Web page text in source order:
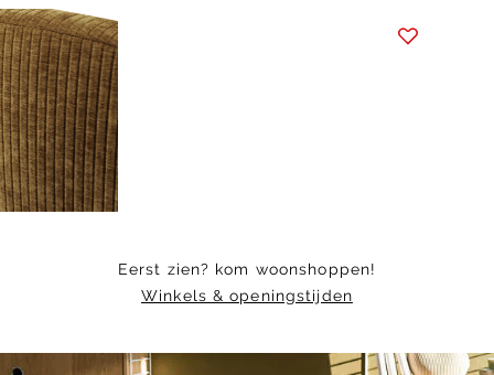
Item
1
of
8
Eerst zien? kom woonshoppen!
Winkels & openingstijden